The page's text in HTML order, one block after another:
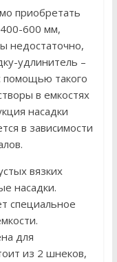
приобретать
600 мм,
недостаточно,
удлинитель –
помощью такого
в емкостях
насадки
в зависимости
вязких
насадки.
специальное
для
из 2 шнеков,